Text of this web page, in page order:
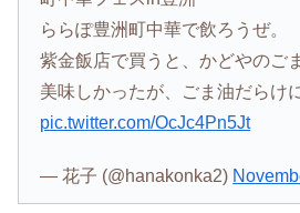
ららぽ豊洲町中華で飲ろうぜ。
紫金飯店で買うと、かどやのご
美味しかったが、ごま油だらけ
pic.twitter.com/OcJc4Pn5Jt
— 花子 (@hanakonka2)